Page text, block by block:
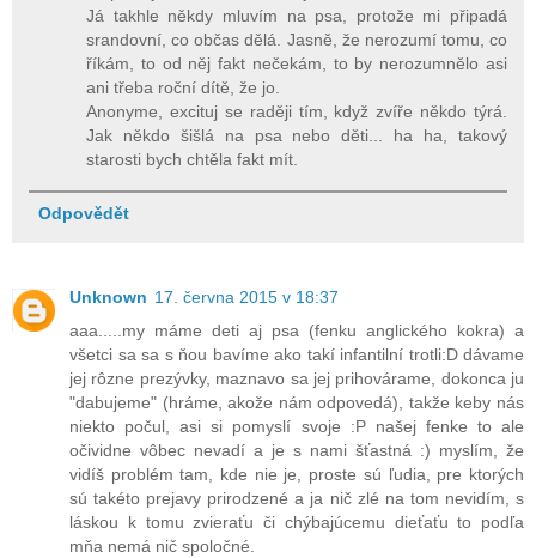
Já takhle někdy mluvím na psa, protože mi připadá
srandovní, co občas dělá. Jasně, že nerozumí tomu, co
říkám, to od něj fakt nečekám, to by nerozumnělo asi
ani třeba roční dítě, že jo.
Anonyme, excituj se raději tím, když zvíře někdo týrá.
Jak někdo šišlá na psa nebo děti... ha ha, takový
starosti bych chtěla fakt mít.
Odpovědět
Unknown 17. června 2015 v 18:37
aaa.....my máme deti aj psa (fenku anglického kokra) a
všetci sa sa s ňou bavíme ako takí infantilní trotli:D dávame
jej rôzne prezývky, maznavo sa jej prihovárame, dokonca ju
"dabujeme" (hráme, akože nám odpovedá), takže keby nás
niekto počul, asi si pomyslí svoje :P našej fenke to ale
očividne vôbec nevadí a je s nami šťastná :) myslím, že
vidíš problém tam, kde nie je, proste sú ľudia, pre ktorých
sú takéto prejavy prirodzené a ja nič zlé na tom nevidím, s
láskou k tomu zvieraťu či chýbajúcemu dieťaťu to podľa
mňa nemá nič spoločné.